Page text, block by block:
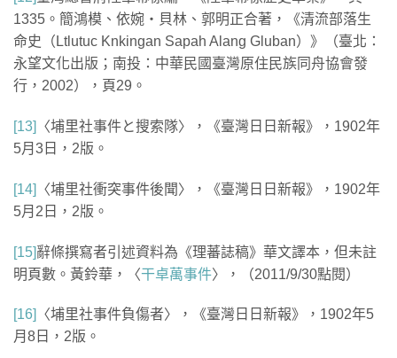
1335。簡鴻模、依婉‧貝林、郭明正合著，《清流部落生
命史（Ltlutuc Knkingan Sapah Alang Gluban）》（臺北：
永望文化出版；南投：中華民國臺灣原住民族同舟協會發
行，2002），頁29。
[13]
〈埔里社事件と搜索隊〉，《臺灣日日新報》，1902年
5月3日，2版。
[14]
〈埔里社衝突事件後聞〉，《臺灣日日新報》，1902年
5月2日，2版。
[15]辭條撰寫者引述資料為《理蕃誌稿》華文譯本，但未註
明頁數。黃鈴華，〈干卓萬事件〉，（2011/9/30點閱）
[16]
〈埔里社事件負傷者〉，《臺灣日日新報》，1902年5
月8日，2版。